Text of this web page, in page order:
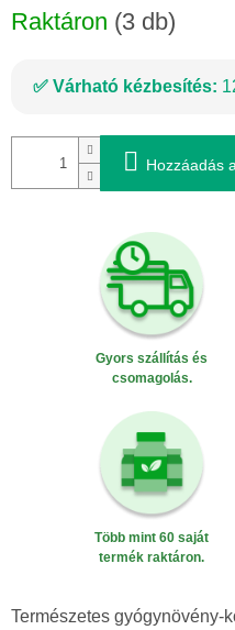
Raktáron (3 db)
Várható kézbesítés:
Hozzáadás
Gyors szállítás és
csomagolás.
Több mint 60 saját
termék raktáron.
Természetes gyógynövény-